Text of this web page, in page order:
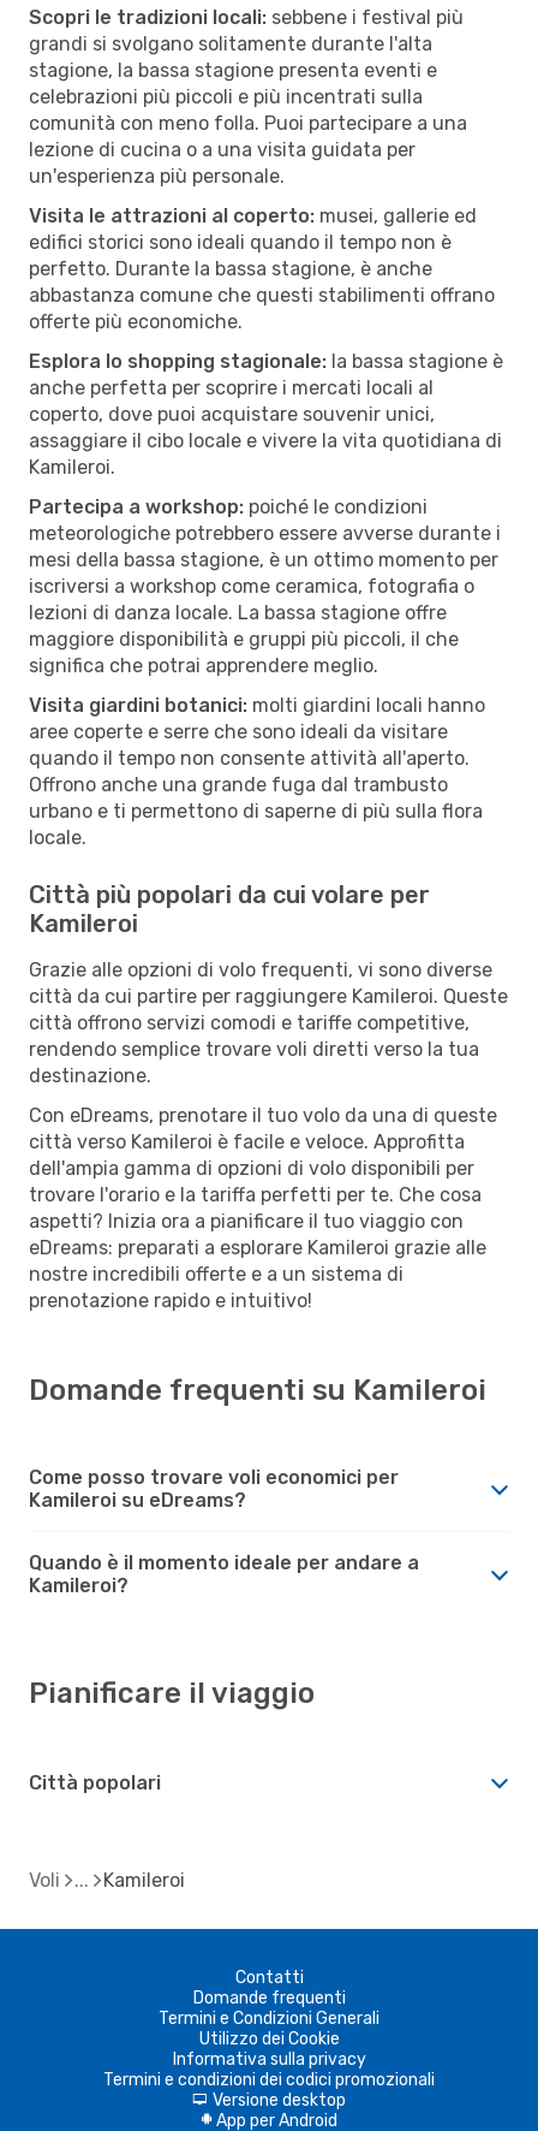
Scopri le tradizioni locali: sebbene i festival più
grandi si svolgano solitamente durante l'alta
stagione, la bassa stagione presenta eventi e
celebrazioni più piccoli e più incentrati sulla
comunità con meno folla. Puoi partecipare a una
lezione di cucina o a una visita guidata per
un'esperienza più personale.
Visita le attrazioni al coperto: musei, gallerie ed
edifici storici sono ideali quando il tempo non è
perfetto. Durante la bassa stagione, è anche
abbastanza comune che questi stabilimenti offrano
offerte più economiche.
Esplora lo shopping stagionale: la bassa stagione è
anche perfetta per scoprire i mercati locali al
coperto, dove puoi acquistare souvenir unici,
assaggiare il cibo locale e vivere la vita quotidiana di
Kamileroi.
Partecipa a workshop: poiché le condizioni
meteorologiche potrebbero essere avverse durante i
mesi della bassa stagione, è un ottimo momento per
iscriversi a workshop come ceramica, fotografia o
lezioni di danza locale. La bassa stagione offre
maggiore disponibilità e gruppi più piccoli, il che
significa che potrai apprendere meglio.
Visita giardini botanici: molti giardini locali hanno
aree coperte e serre che sono ideali da visitare
quando il tempo non consente attività all'aperto.
Offrono anche una grande fuga dal trambusto
urbano e ti permettono di saperne di più sulla flora
locale.
Città più popolari da cui volare per
Kamileroi
Grazie alle opzioni di volo frequenti, vi sono diverse
città da cui partire per raggiungere Kamileroi. Queste
città offrono servizi comodi e tariffe competitive,
rendendo semplice trovare voli diretti verso la tua
destinazione.
Con eDreams, prenotare il tuo volo da una di queste
città verso Kamileroi è facile e veloce. Approfitta
dell'ampia gamma di opzioni di volo disponibili per
trovare l'orario e la tariffa perfetti per te. Che cosa
aspetti? Inizia ora a pianificare il tuo viaggio con
eDreams: preparati a esplorare Kamileroi grazie alle
nostre incredibili offerte e a un sistema di
prenotazione rapido e intuitivo!
Domande frequenti su Kamileroi
Come posso trovare voli economici per
Kamileroi su eDreams?
Quando è il momento ideale per andare a
Kamileroi?
Pianificare il viaggio
Città popolari
Voli Kamileroi
Contatti
Domande frequenti
Termini e Condizioni Generali
Utilizzo dei Cookie
Informativa sulla privacy
Termini e condizioni dei codici promozionali
d Versione desktop
A App per Android